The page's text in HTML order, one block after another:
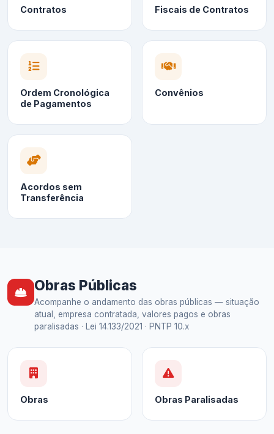
Contratos Fiscais de Contratos
Ordem Cronológica
de Pagamentos
Convênios
Acordos sem
Transferência
Obras Públicas
Acompanhe o andamento das obras públicas — situação
atual, empresa contratada, valores pagos e obras
paralisadas · Lei 14.133/2021 · PNTP 10.x
Obras Obras Paralisadas